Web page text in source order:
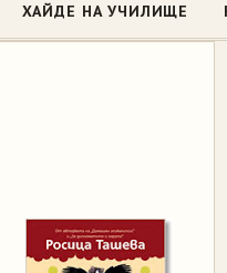
ХАЙДЕ НА УЧИЛИЩЕ